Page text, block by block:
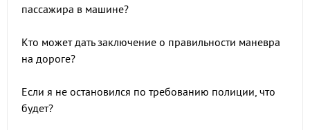
пассажира в машине?
Кто может дать заключение о правильности маневра
на дороге?
Если я не остановился по требованию полиции, что
будет?